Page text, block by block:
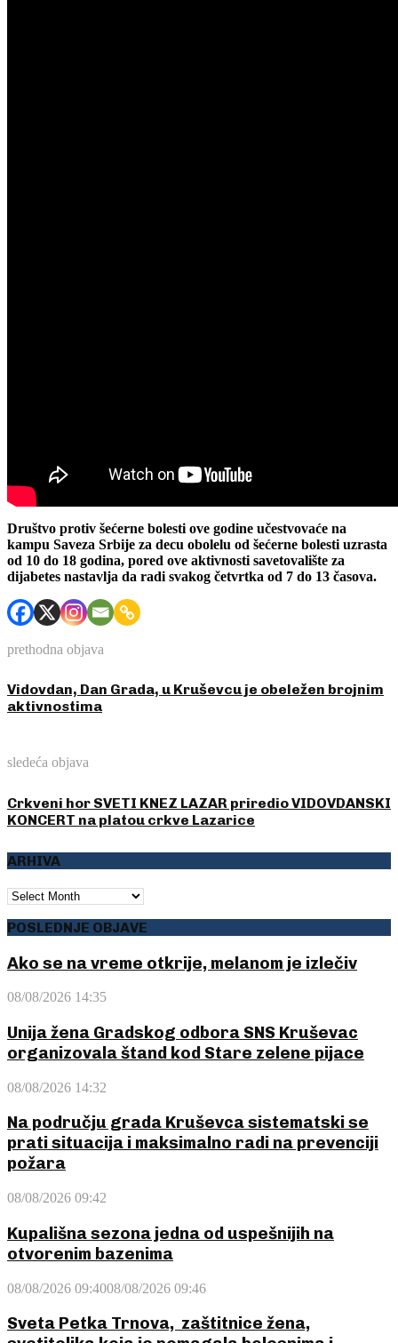
Društvo protiv šećerne bolesti ove godine učestvovaće na
kampu Saveza Srbije za decu obolelu od šećerne bolesti uzrasta
od 10 do 18 godina, pored ove aktivnosti savetovalište za
dijabetes nastavlja da radi svakog četvrtka od 7 do 13 časova.
prethodna objava
Vidovdan, Dan Grada, u Kruševcu je obeležen brojnim
aktivnostima
sledeća objava
Crkveni hor SVETI KNEZ LAZAR priredio VIDOVDANSKI
KONCERT na platou crkve Lazarice
ARHIVA
ARHIVA
POSLEDNJE OBJAVE
Ako se na vreme otkrije, melanom je izlečiv
08/08/2026 14:35
Unija žena Gradskog odbora SNS Kruševac
organizovala štand kod Stare zelene pijace
08/08/2026 14:32
Na području grada Kruševca sistematski se
prati situacija i maksimalno radi na prevenciji
požara
08/08/2026 09:42
Kupališna sezona jedna od uspešnijih na
otvorenim bazenima
08/08/2026 09:4008/08/2026 09:46
Sveta Petka Trnova, zaštitnice žena,